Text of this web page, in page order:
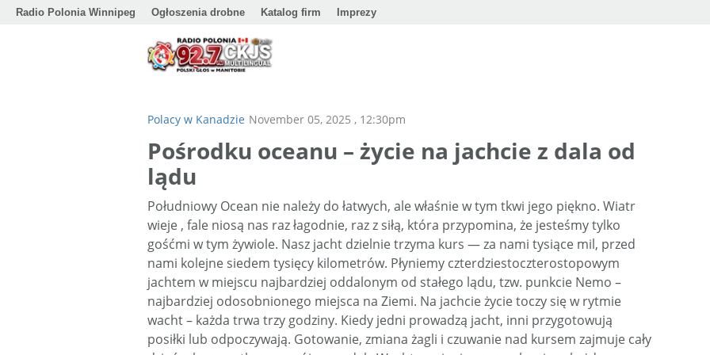
Radio Polonia Winnipeg Ogłoszenia drobne Katalog firm Imprezy
Polacy w Kanadzie November 05, 2025 , 12:30pm
Pośrodku oceanu – życie na jachcie z dala od
lądu
Południowy Ocean nie należy do łatwych, ale właśnie w tym tkwi jego piękno. Wiatr
wieje , fale niosą nas raz łagodnie, raz z siłą, która przypomina, że jesteśmy tylko
gośćmi w tym żywiole. Nasz jacht dzielnie trzyma kurs — za nami tysiące mil, przed
nami kolejne siedem tysięcy kilometrów. Płyniemy czterdziestoczterostopowym
jachtem w miejscu najbardziej oddalonym od stałego lądu, tzw. punkcie Nemo –
najbardziej odosobnionego miejsca na Ziemi. Na jachcie życie toczy się w rytmie
wacht – każda trwa trzy godziny. Kiedy jedni prowadzą jacht, inni przygotowują
posiłki lub odpoczywają. Gotowanie, zmiana żagli i czuwanie nad kursem zajmuje cały